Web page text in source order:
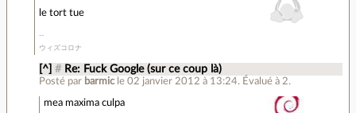
le tort tue
ウィズコロナ
[^] # Re: Fuck Google (sur ce coup là)
Posté par barmic le 02 janvier 2012 à 13:24. Évalué à 2.
mea maxima culpa